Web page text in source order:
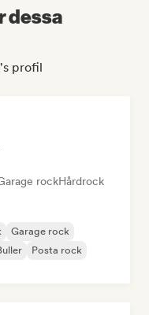
dessa
profil
rockHårdrock
Garage rock
Posta rock